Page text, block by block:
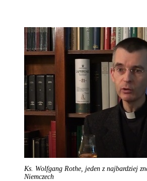
Ks. Wolfgang Rothe, jeden z najbardziej
Niemczech